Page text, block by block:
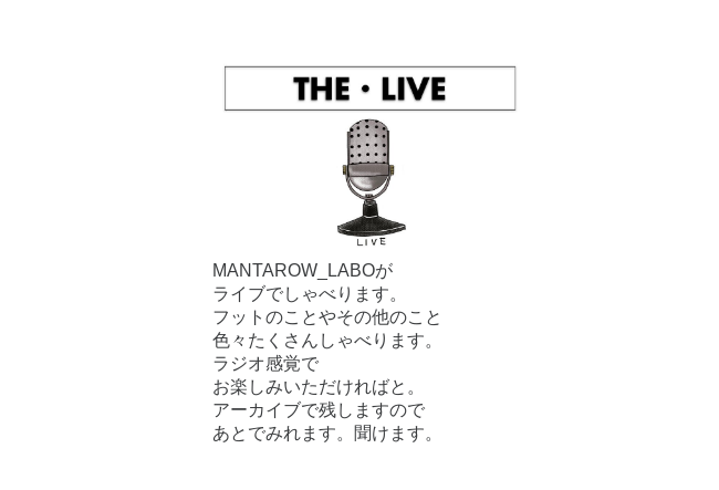
MANTAROW_LABOが
ライブでしゃべります。
フットのことやその他のこと
色々たくさんしゃべります。
ラジオ感覚で
お楽しみいただければと。
アーカイブで残しますので
あとでみれます。聞けます。